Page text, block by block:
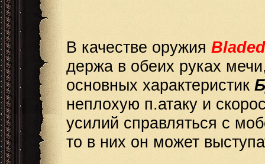
В качестве оружия
держа в обеих руках
основных характеристик
неплохую п.атаку и
усилий справляться с
то в них он может